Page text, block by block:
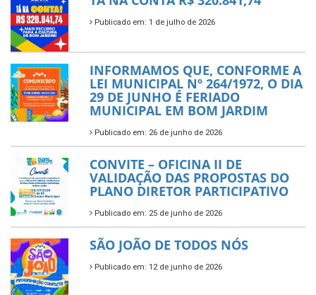
Publicado em: 1 de julho de 2026
INFORMAMOS QUE, CONFORME A
LEI MUNICIPAL Nº 264/1972, O DIA
29 DE JUNHO É FERIADO
MUNICIPAL EM BOM JARDIM
Publicado em: 26 de junho de 2026
CONVITE – OFICINA II DE
VALIDAÇÃO DAS PROPOSTAS DO
PLANO DIRETOR PARTICIPATIVO
Publicado em: 25 de junho de 2026
SÃO JOÃO DE TODOS NÓS
Publicado em: 12 de junho de 2026